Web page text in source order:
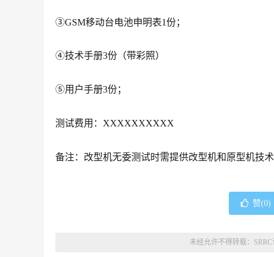
③GSM移动台电池申明表1份；
④技术手册3份（带彩照）
⑤用户手册3份；
测试费用：XXXXXXXXXX
备注：改型机无委测试时需提供改型机和原型机技
赞(0)
未经允许不得转载：